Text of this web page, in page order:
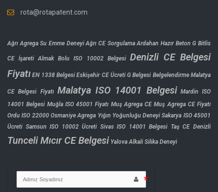
rota@rotapatent.com
Ağrı Agrega Su Emme Deneyi Ağrı CE Sorgulama Ardahan Hazır Beton G Bitlis
CE İşareti Almak Bolu ISO 10002 Belgesi Denizli CE Belgesi
Fiyatı EN 1338 Belgesi Eskişehir CE Ücreti G Belgesi Belgelendirme Malatya
CE Belgesi Fiyatı Malatya ISO 14001 Belgesi Mardin ISO
14001 Belgesi Muğla ISO 45001 Fiyatı Muş Agrega CE Muş Agrega CE Fiyatı
Ordu ISO 22000 Osmaniye Agrega Yığın Yoğunluğu Deneyi Sakarya ISO 45001
Ücreti Samsun ISO 10002 Ücreti Sivas ISO 14001 Belgesi Taş CE Denizli
Tunceli Mıcır CE Belgesi Yalova Alkali Silika Deneyi